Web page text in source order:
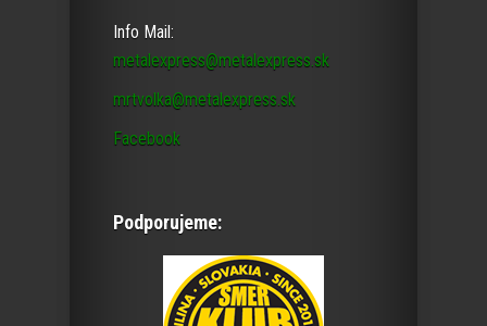
Info Mail:
metalexpress@metalexpress.sk
mrtvolka@metalexpress.sk
Facebook
Podporujeme: